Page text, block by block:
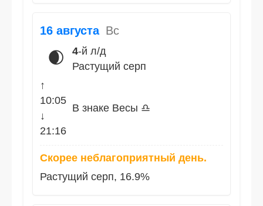
16 августа Вс
🌒 4-й л/д
Растущий серп
↑
10:05
↓
21:16
В знаке Весы ♎
Скорее неблагоприятный день.
Растущий серп, 16.9%